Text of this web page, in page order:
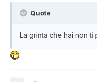
Quote
La grinta che hai non ti